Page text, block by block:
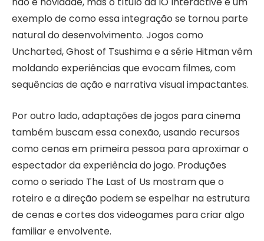
exemplo de como essa integração se tornou parte
natural do desenvolvimento. Jogos como
Uncharted, Ghost of Tsushima e a série Hitman vêm
moldando experiências que evocam filmes, com
sequências de ação e narrativa visual impactantes.
Por outro lado, adaptações de jogos para cinema
também buscam essa conexão, usando recursos
como cenas em primeira pessoa para aproximar o
espectador da experiência do jogo. Produções
como o seriado The Last of Us mostram que o
roteiro e a direção podem se espelhar na estrutura
de cenas e cortes dos videogames para criar algo
familiar e envolvente.